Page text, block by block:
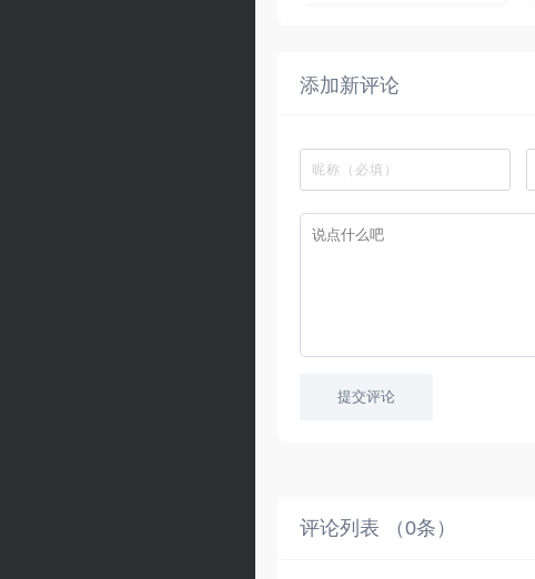
添加新评论
提交评论
评论列表 （0条）